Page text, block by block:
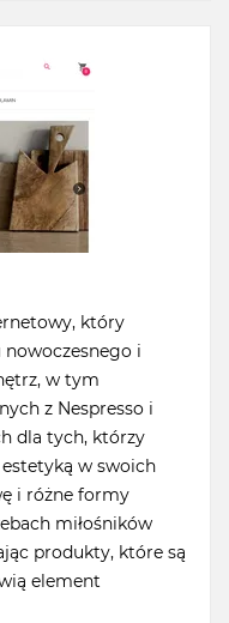
który
i
w tym
z Nespresso i
dla tych, którzy
w swoich
i różne formy
miłośników
produkty, które są
element